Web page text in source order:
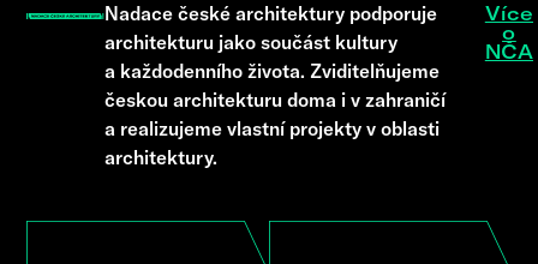
Nadace české architektury podporuje
architekturu jako součást kultury
a každodenního života. Zviditelňujeme
českou architekturu doma i v zahraničí
a realizujeme vlastní projekty v oblasti
architektury.
Více
o
NČA